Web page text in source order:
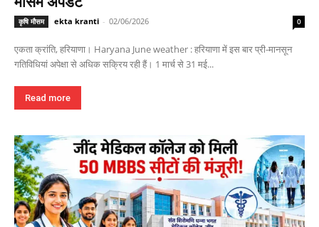
कृषि मौसम ekta kranti - 02/06/2026 0
एकता क्रांति, हरियाणा। Haryana June weather : हरियाणा में इस बार प्री-मानसून
गतिविधियां अपेक्षा से अधिक सक्रिय रही हैं। 1 मार्च से 31 मई...
Read more